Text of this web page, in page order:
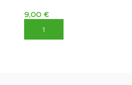
9,00 €
ΠΡΟΣΘΉΚΗ ΣΤΟ ΚΑΛΆΘΙ